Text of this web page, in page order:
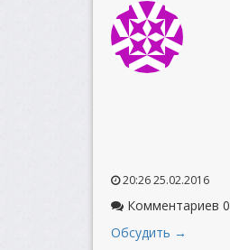
20:26 25.02.2016
Комментариев 0
Обсудить →